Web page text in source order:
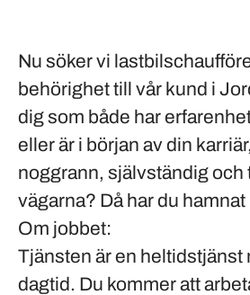
Nu söker vi
behörighet till vår kund i
dig som både har
eller är i början av din
noggrann, självständig och
vägarna? Då har du hamnat
Om jobbet:
Tjänsten är en heltidstjänst
dagtid. Du kommer att